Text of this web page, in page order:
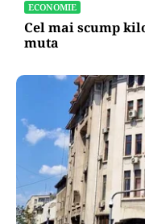
ECONOMIE
Cel mai scump
muta